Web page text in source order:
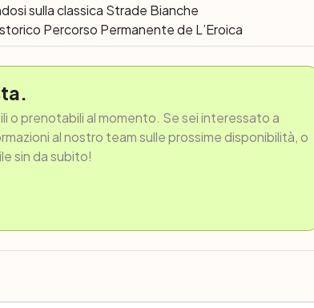
sulla classica Strade Bianche
Percorso Permanente de L’Eroica
o prenotabili al momento. Se sei interessato a
al nostro team sulle prossime disponibilità, o
sin da subito!